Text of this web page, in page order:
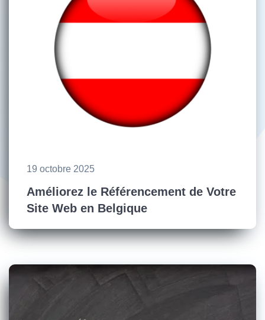
19 octobre 2025
Améliorez le Référencement de Votre
Site Web en Belgique